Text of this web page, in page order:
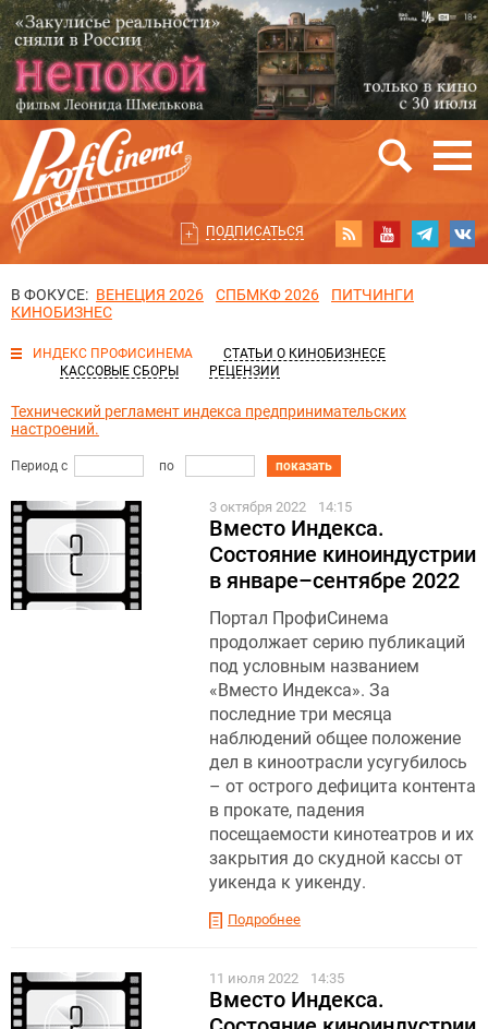
ПОДПИСАТЬСЯ
В ФОКУСЕ: ВЕНЕЦИЯ 2026 СПБМКФ 2026
ПИТЧИНГИ
КИНОБИЗНЕС
ИНДЕКС ПРОФИСИНЕМА
СТАТЬИ О КИНОБИЗНЕСЕ
КАССОВЫЕ СБОРЫ
РЕЦЕНЗИИ
Технический регламент индекса предпринимательских
настроений.
Период с по показать
3 октября 2022 14:15
Вместо Индекса.
Состояние киноиндустрии
в январе–сентябре 2022
Портал ПрофиСинема
продолжает серию публикаций
под условным названием
«Вместо Индекса». За
последние три месяца
наблюдений общее положение
дел в киноотрасли усугубилось
– от острого дефицита контента
в прокате, падения
посещаемости кинотеатров и их
закрытия до скудной кассы от
уикенда к уикенду.
Подробнее
11 июля 2022 14:35
Вместо Индекса.